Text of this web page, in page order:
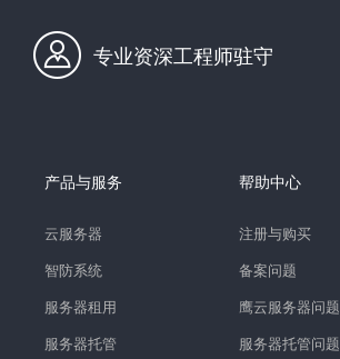
专业资深工程师驻守
产品与服务
云服务器
智防系统
服务器租用
服务器托管
帮助中心
注册与购买
备案问题
鹰云服务器问题
服务器托管问题